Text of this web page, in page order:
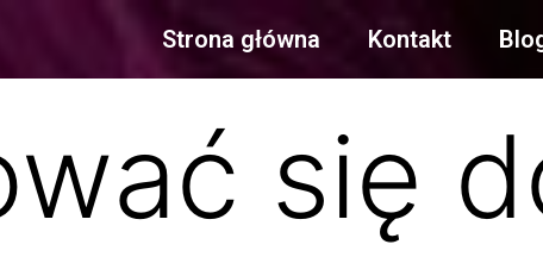
Strona główna Kontakt
się